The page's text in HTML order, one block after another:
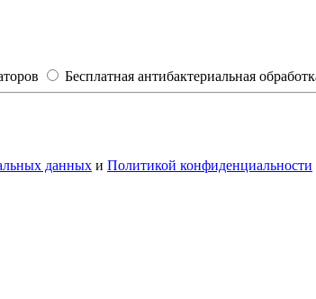
Бесплатная антибактериальная
данных и Политикой конфиденциальности